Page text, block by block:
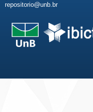
repositorio@unb.br